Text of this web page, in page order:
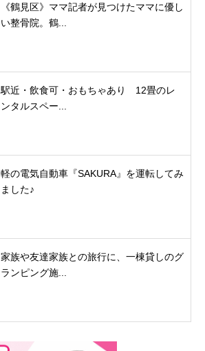
《鶴見区》ママ記者が見つけたママに優し
い整骨院。鶴...
駅近・飲食可・おもちゃあり 12畳のレ
ンタルスペー...
軽の電気自動車『SAKURA』を運転してみ
ました♪
家族や友達家族との旅行に、一棟貸しのグ
ランピング施...